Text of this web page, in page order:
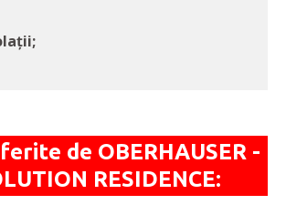
de OBERHAUSER -
RESIDENCE: